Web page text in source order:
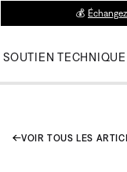
💰
SOUTIEN TECHNIQUE
VOIR TOUS LES